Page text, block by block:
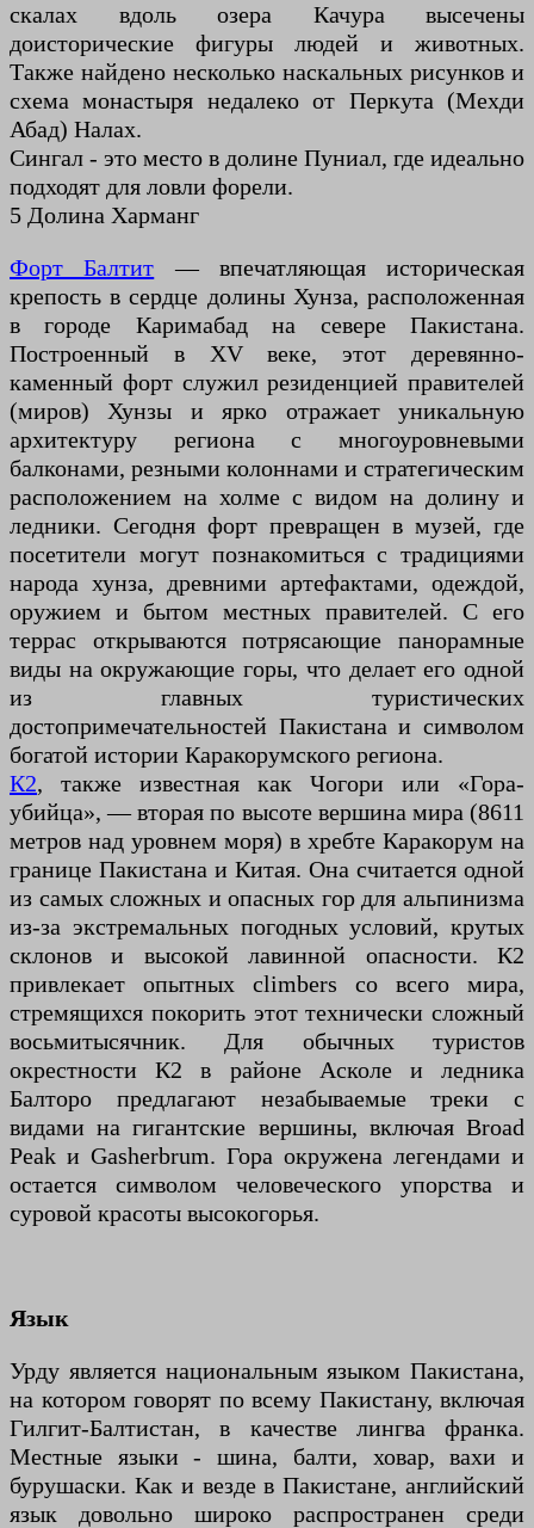
скалах вдоль озера Качура высечены
доисторические фигуры людей и животных.
Также найдено несколько наскальных рисунков и
схема монастыря недалеко от Перкута (Мехди
Абад) Налах.
Сингал - это место в долине Пуниал, где идеально
подходят для ловли форели.
5 Долина Харманг
Форт Балтит — впечатляющая историческая
крепость в сердце долины Хунза, расположенная
в городе Каримабад на севере Пакистана.
Построенный в XV веке, этот деревянно-
каменный форт служил резиденцией правителей
(миров) Хунзы и ярко отражает уникальную
архитектуру региона с многоуровневыми
балконами, резными колоннами и стратегическим
расположением на холме с видом на долину и
ледники. Сегодня форт превращен в музей, где
посетители могут познакомиться с традициями
народа хунза, древними артефактами, одеждой,
оружием и бытом местных правителей. С его
террас открываются потрясающие панорамные
виды на окружающие горы, что делает его одной
из главных туристических
достопримечательностей Пакистана и символом
богатой истории Каракорумского региона.
К2, также известная как Чогори или «Гора-
убийца», — вторая по высоте вершина мира (8611
метров над уровнем моря) в хребте Каракорум на
границе Пакистана и Китая. Она считается одной
из самых сложных и опасных гор для альпинизма
из-за экстремальных погодных условий, крутых
склонов и высокой лавинной опасности. К2
привлекает опытных climbers со всего мира,
стремящихся покорить этот технически сложный
восьмитысячник. Для обычных туристов
окрестности К2 в районе Асколе и ледника
Балторо предлагают незабываемые треки с
видами на гигантские вершины, включая Broad
Peak и Gasherbrum. Гора окружена легендами и
остается символом человеческого упорства и
суровой красоты высокогорья.
Язык
Урду является национальным языком Пакистана,
на котором говорят по всему Пакистану, включая
Гилгит-Балтистан, в качестве лингва франка.
Местные языки - шина, балти, ховар, вахи и
бурушаски. Как и везде в Пакистане, английский
язык довольно широко распространен среди